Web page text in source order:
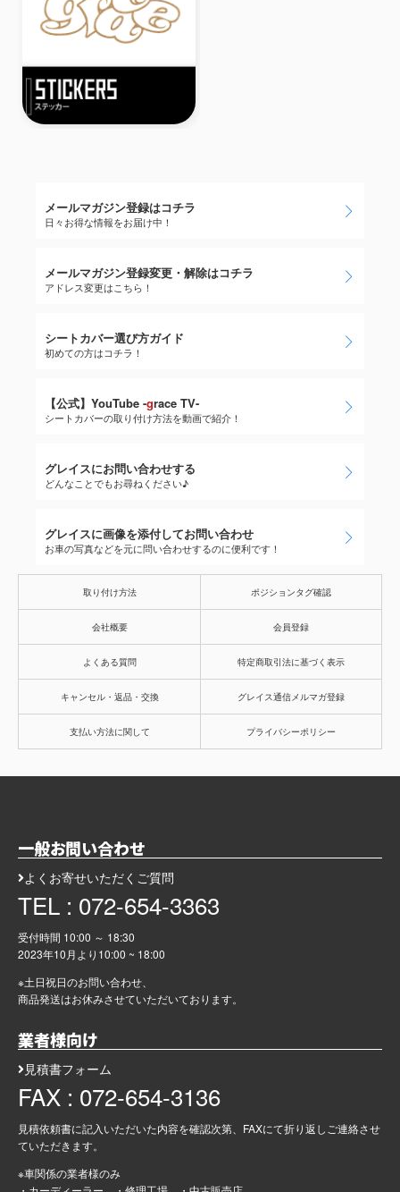
メールマガジン登録はコチラ
日々お得な情報をお届け中！
メールマガジン登録変更・解除はコチラ
アドレス変更はこちら！
シートカバー選び方ガイド
初めての方はコチラ！
【公式】YouTube -grace TV-
シートカバーの取り付け方法を動画で紹介！
グレイスにお問い合わせする
どんなことでもお尋ねください♪
グレイスに画像を添付してお問い合わせ
お車の写真などを元に問い合わせするのに便利です！
取り付け方法 ポジションタグ確認
会社概要 会員登録
よくある質問 特定商取引法に基づく表示
キャンセル・返品・交換 グレイス通信メルマガ登録
支払い方法に関して プライバシーポリシー
一般お問い合わせ
よくお寄せいただくご質問
TEL : 072-654-3363
受付時間 10:00 ～ 18:30
2023年10月より 10:00 ~ 18:00
※土日祝日のお問い合わせ、
商品発送はお休みさせていただいております。
業者様向け
見積書フォーム
FAX : 072-654-3136
見積依頼書に記入いただいた内容を確認次第、FAXにて折り返しご連絡させ
ていただきます。
※車関係の業者様のみ